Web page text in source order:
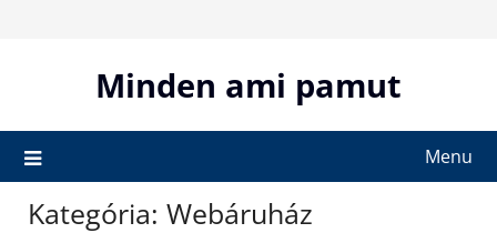
Minden ami pamut
Menu
Kategória: Webáruház